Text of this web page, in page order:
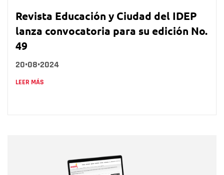
Revista Educación y Ciudad del IDEP
lanza convocatoria para su edición No.
49
20•08•2024
LEER MÁS